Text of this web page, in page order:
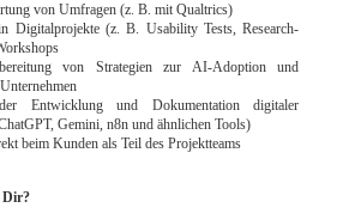
von Umfragen (z. B. mit Qualtrics)
Digitalprojekte (z. B. Usability Tests, Research-
von Strategien zur AI‑Adoption und
Entwicklung und Dokumentation digitaler
Gemini, n8n und ähnlichen Tools)
beim Kunden als Teil des Projektteams
Dir?